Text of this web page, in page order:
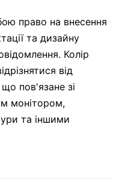
право на внесення
та дизайну
Колір
від
пов'язане зі
монітором,
та іншими